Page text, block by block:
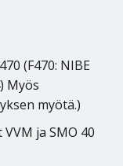
(F470: NIBE
Myös
myötä.)
ja SMO 40